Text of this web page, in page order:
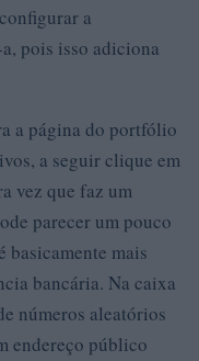
a
pois isso adiciona
a página do portfólio
a seguir clique em
vez que faz um
parecer um pouco
basicamente mais
bancária. Na caixa
números aleatórios
endereço público